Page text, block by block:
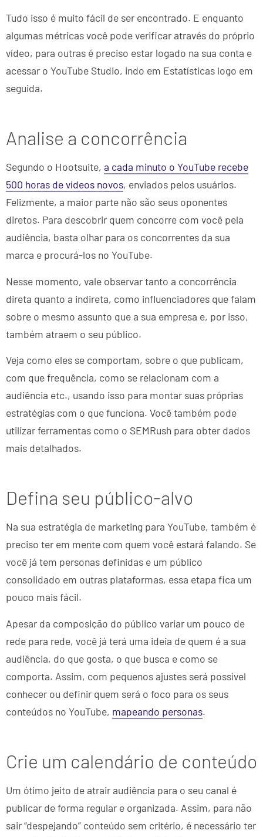
Tudo isso é muito fácil de ser encontrado. E enquanto
algumas métricas você pode verificar através do próprio
vídeo, para outras é preciso estar logado na sua conta e
acessar o YouTube Studio, indo em Estatísticas logo em
seguida.
Analise a concorrência
Segundo o Hootsuite, a cada minuto o YouTube recebe
500 horas de vídeos novos, enviados pelos usuários.
Felizmente, a maior parte não são seus oponentes
diretos. Para descobrir quem concorre com você pela
audiência, basta olhar para os concorrentes da sua
marca e procurá-los no YouTube.
Nesse momento, vale observar tanto a concorrência
direta quanto a indireta, como influenciadores que falam
sobre o mesmo assunto que a sua empresa e, por isso,
também atraem o seu público.
Veja como eles se comportam, sobre o que publicam,
com que frequência, como se relacionam com a
audiência etc., usando isso para montar suas próprias
estratégias com o que funciona. Você também pode
utilizar ferramentas como o SEMRush para obter dados
mais detalhados.
Defina seu público-alvo
Na sua estratégia de marketing para YouTube, também é
preciso ter em mente com quem você estará falando. Se
você já tem personas definidas e um público
consolidado em outras plataformas, essa etapa fica um
pouco mais fácil.
Apesar da composição do público variar um pouco de
rede para rede, você já terá uma ideia de quem é a sua
audiência, do que gosta, o que busca e como se
comporta. Assim, com pequenos ajustes será possível
conhecer ou definir quem será o foco para os seus
conteúdos no YouTube, mapeando personas.
Crie um calendário de conteúdo
Um ótimo jeito de atrair audiência para o seu canal é
publicar de forma regular e organizada. Assim, para não
sair “despejando” conteúdo sem critério, é necessário ter